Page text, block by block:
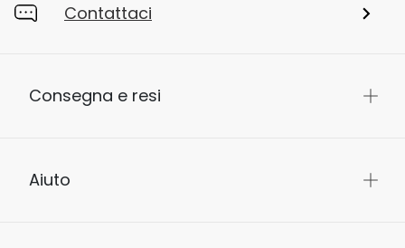
Contattaci
Consegna e resi
Aiuto